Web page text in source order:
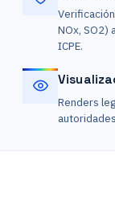
NOx, SO2)
ICPE.
Renders